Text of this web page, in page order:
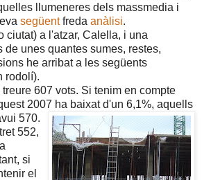
llumeneres dels massmedia i
següentfreda anàlisi.
ciutat) a l'atzar, Calella, i una
de unes quantes sumes, restes,
he arribat a les següents
rodolí).
607 vots. Si tenim en compte
2007 ha baixat d'un 6,1%, aquells
570.
552,
si
el